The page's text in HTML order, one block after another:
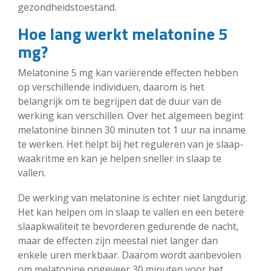
gezondheidstoestand.
Hoe lang werkt melatonine 5
mg?
Melatonine 5 mg kan variërende effecten hebben
op verschillende individuen, daarom is het
belangrijk om te begrijpen dat de duur van de
werking kan verschillen. Over het algemeen begint
melatonine binnen 30 minuten tot 1 uur na inname
te werken. Het helpt bij het reguleren van je slaap-
waakritme en kan je helpen sneller in slaap te
vallen.
De werking van melatonine is echter niet langdurig.
Het kan helpen om in slaap te vallen en een betere
slaapkwaliteit te bevorderen gedurende de nacht,
maar de effecten zijn meestal niet langer dan
enkele uren merkbaar. Daarom wordt aanbevolen